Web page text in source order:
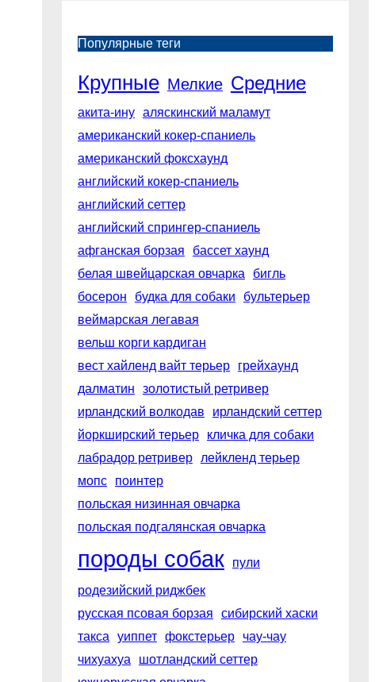
Популярные теги
Крупные Мелкие Средние
акита-ину аляскинский маламут
американский кокер-спаниель
американский фоксхаунд
английский кокер-спаниель
английский сеттер
английский спрингер-спаниель
афганская борзая
бассет хаунд
белая швейцарская овчарка
бигль
босерон
будка для собаки
бультерьер
веймарская легавая
вельш корги кардиган
вест хайленд вайт терьер
грейхаунд
далматин
золотистый ретривер
ирландский волкодав
ирландский сеттер
йоркширский терьер
кличка для собаки
лабрадор ретривер
лейкленд терьер
мопс
поинтер
польская низинная овчарка
польская подгалянская овчарка
породы собак пули
родезийский риджбек
русская псовая борзая
сибирский хаски
такса
уиппет фокстерьер
чау-чау
чихуахуа
шотландский сеттер